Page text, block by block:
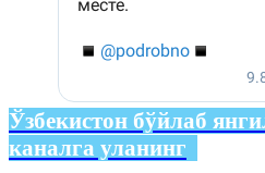
Ўзбекистон бўйлаб
каналга уланинг